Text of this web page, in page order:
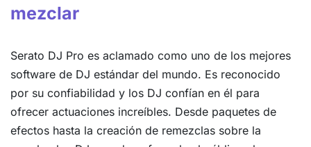
mezclar
Serato DJ Pro es aclamado como uno de los mejores
software de DJ estándar del mundo. Es reconocido
por su confiabilidad y los DJ confían en él para
ofrecer actuaciones increíbles. Desde paquetes de
efectos hasta la creación de remezclas sobre la